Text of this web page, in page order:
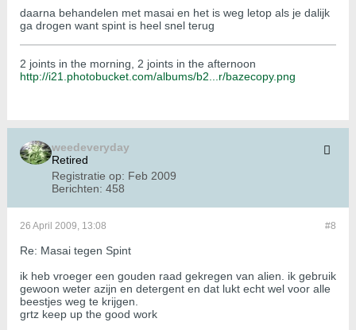
daarna behandelen met masai en het is weg letop als je dalijk
ga drogen want spint is heel snel terug
2 joints in the morning, 2 joints in the afternoon
http://i21.photobucket.com/albums/b2...r/bazecopy.png
weedeveryday
Retired
Registratie op: Feb 2009
Berichten: 458
#8
26 April 2009, 13:08
Re: Masai tegen Spint
ik heb vroeger een gouden raad gekregen van alien. ik gebruik
gewoon weter azijn en detergent en dat lukt echt wel voor alle
beestjes weg te krijgen.
grtz keep up the good work